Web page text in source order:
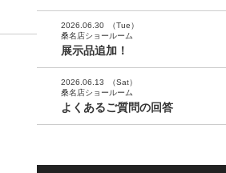
2026.06.30
（Tue）
桑名店ショールーム
展示品追加！
2026.06.13
（Sat）
桑名店ショールーム
よくあるご質問の回答